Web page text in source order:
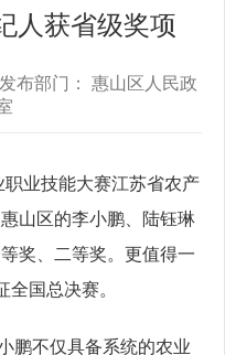
人获省级奖项
布部门： 惠山区人民政
业技能大赛江苏省农产
山区的李小鹏、陆钰琳
奖、二等奖。更值得一
国总决赛。
不仅具备系统的农业